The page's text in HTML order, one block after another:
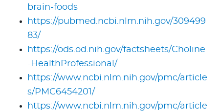
brain-foods
https://pubmed.ncbi.nlm.nih.gov/309499
83/
https://ods.od.nih.gov/factsheets/Choline
-HealthProfessional/
https://www.ncbi.nlm.nih.gov/pmc/article
s/PMC6454201/
https://www.ncbi.nlm.nih.gov/pmc/article